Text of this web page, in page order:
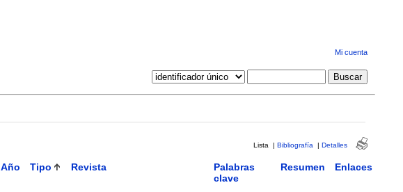
Mi cuenta
Lista | Bibliografía | Detalles
Año Tipo Revista
Palabras
clave
Resumen Enlaces